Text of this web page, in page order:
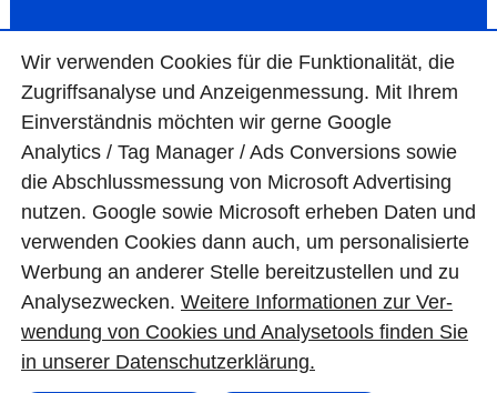
© BAS Mauerwerkstrockenlegung GmbH
Wir ver­wen­den Cookies für die Funktio­na­lität, die
Zugriffs­ana­lyse und Anzei­gen­mes­sung. Mit Ihrem
Ein­ver­ständ­nis möchten wir gerne Google
Analytics / Tag Manager / Ads Con­ver­sions sowie
die Abschluss­mes­sung von Micro­soft Adver­tising
nutzen. Google sowie Micro­soft erheben Daten und
ver­wen­den Cookies dann auch, um perso­nali­sierte
Wer­bung an ande­rer Stelle bereit­zu­stel­len und zu
Ana­lyse­zwecken. Wei­tere Infor­matio­nen zur Ver­
wen­dung von Cookies und Ana­lyse­tools fin­den Sie
in unserer Daten­schutz­erklä­rung.